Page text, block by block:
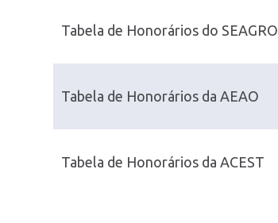
Tabela de Honorários do SEAGRO
Tabela de Honorários da AEAO
Tabela de Honorários da ACEST